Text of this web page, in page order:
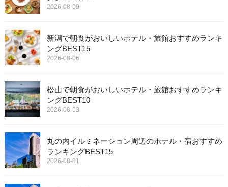
2026-08-09
新潟で朝食がおいしいホテル・旅館おすすめランキ
ングBEST15
2026-08-06
松山で朝食がおいしいホテル・旅館おすすめランキ
ングBEST10
2026-08-03
丸の内イルミネーション周辺のホテル・宿おすすめ
ランキングBEST15
2026-08-01